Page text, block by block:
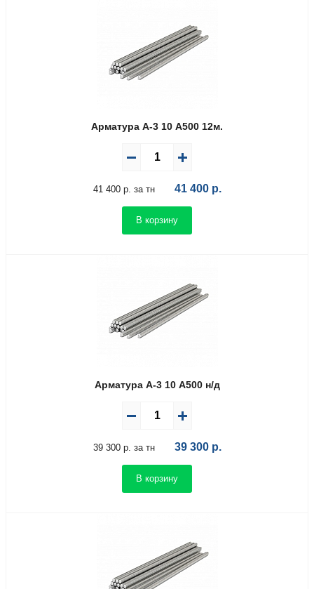
Арматура А-3 10 А500 12м.
41 400 р. за тн 41 400р.
В корзину
Арматура А-3 10 А500 н/д
39 300 р. за тн 39 300р.
В корзину